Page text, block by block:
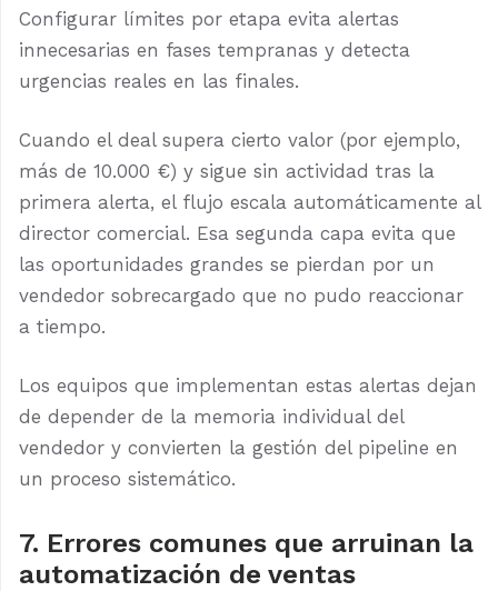
Configurar límites por etapa evita alertas
innecesarias en fases tempranas y detecta
urgencias reales en las finales.
Cuando el deal supera cierto valor (por ejemplo,
más de 10.000 €) y sigue sin actividad tras la
primera alerta, el flujo escala automáticamente al
director comercial. Esa segunda capa evita que
las oportunidades grandes se pierdan por un
vendedor sobrecargado que no pudo reaccionar
a tiempo.
Los equipos que implementan estas alertas dejan
de depender de la memoria individual del
vendedor y convierten la gestión del pipeline en
un proceso sistemático.
7. Errores comunes que arruinan la
automatización de ventas